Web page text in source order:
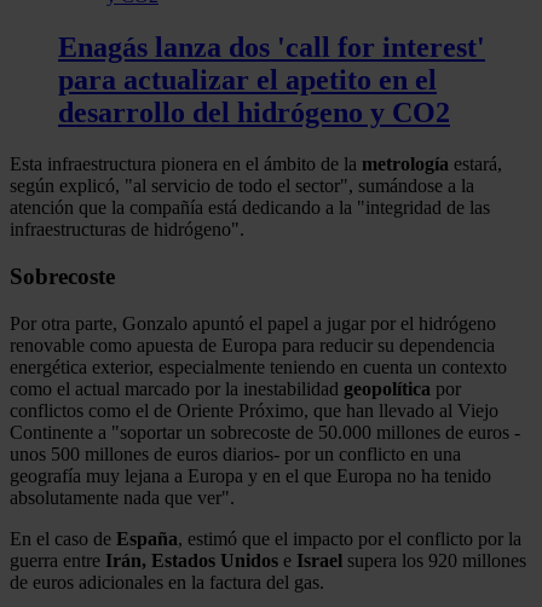
Enagás lanza dos 'call for interest'
para actualizar el apetito en el
desarrollo del hidrógeno y CO2
Esta infraestructura pionera en el ámbito de la metrología estará,
según explicó, "al servicio de todo el sector", sumándose a la
atención que la compañía está dedicando a la "integridad de las
infraestructuras de hidrógeno".
Sobrecoste
Por otra parte, Gonzalo apuntó el papel a jugar por el hidrógeno
renovable como apuesta de Europa para reducir su dependencia
energética exterior, especialmente teniendo en cuenta un contexto
como el actual marcado por la inestabilidad geopolítica por
conflictos como el de Oriente Próximo, que han llevado al Viejo
Continente a "soportar un sobrecoste de 50.000 millones de euros -
unos 500 millones de euros diarios- por un conflicto en una
geografía muy lejana a Europa y en el que Europa no ha tenido
absolutamente nada que ver".
En el caso de España, estimó que el impacto por el conflicto por la
guerra entre Irán, Estados Unidos e Israel supera los 920 millones
de euros adicionales en la factura del gas.